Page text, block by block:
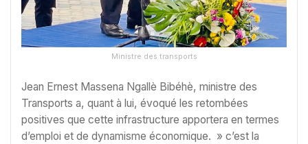
Ministre des transports
Jean Ernest Massena Ngallè Bibéhè, ministre des
Transports a, quant à lui, évoqué les retombées
positives que cette infrastructure apportera en termes
d’emploi et de dynamisme économique. » c’est la